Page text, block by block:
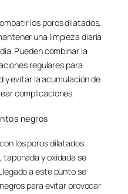
los poros dilatados,
una limpieza diaria
Pueden combinar la
regulares para
y evitar la acumulación de
complicaciones.
negros
los poros dilatados
taponada y oxidada se
a este punto se
para evitar provocar